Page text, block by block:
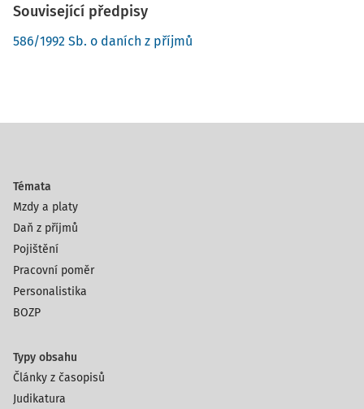
Související předpisy
586/1992 Sb. o daních z příjmů
Témata
Mzdy a platy
Daň z příjmů
Pojištění
Pracovní poměr
Personalistika
BOZP
Typy obsahu
Články z časopisů
Judikatura